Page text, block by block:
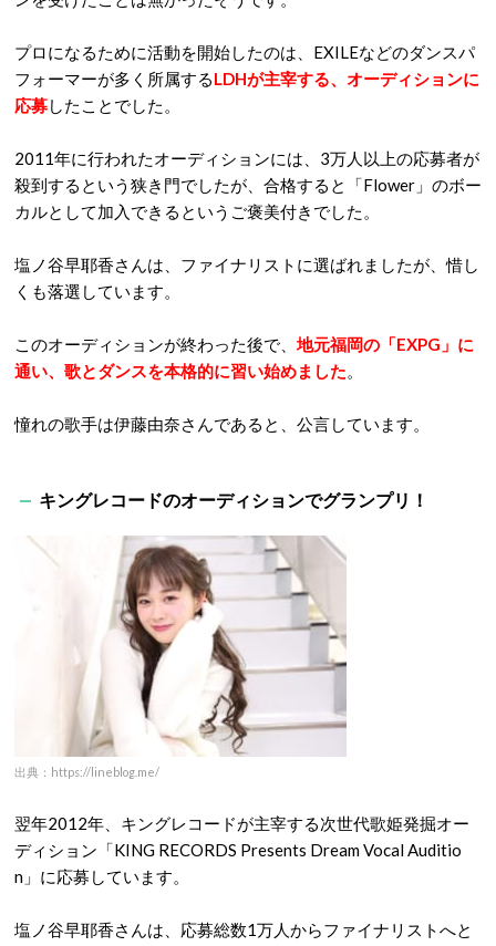
プロになるために活動を開始したのは、EXILEなどのダンスパ
フォーマーが多く所属するLDHが主宰する、オーディションに
応募したことでした。
2011年に行われたオーディションには、3万人以上の応募者が
殺到するという狭き門でしたが、合格すると「Flower」のボー
カルとして加入できるというご褒美付きでした。
塩ノ谷早耶香さんは、ファイナリストに選ばれましたが、惜し
くも落選しています。
このオーディションが終わった後で、地元福岡の「EXPG」に
通い、歌とダンスを本格的に習い始めました。
憧れの歌手は伊藤由奈さんであると、公言しています。
キングレコードのオーディションでグランプリ！
出典：https://lineblog.me/
翌年2012年、キングレコードが主宰する次世代歌姫発掘オー
ディション「KING RECORDS Presents Dream Vocal Auditio
n」に応募しています。
塩ノ谷早耶香さんは、応募総数1万人からファイナリストへと